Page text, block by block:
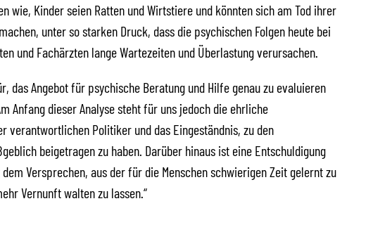
wie, Kinder seien Ratten und Wirtstiere und könnten sich am Tod ihrer
unter so starken Druck, dass die psychischen Folgen heute bei
und Fachärzten lange Wartezeiten und Überlastung verursachen.
das Angebot für psychische Beratung und Hilfe genau zu evaluieren
Anfang dieser Analyse steht für uns jedoch die ehrliche
verantwortlichen Politiker und das Eingeständnis, zu den
beigetragen zu haben. Darüber hinaus ist eine Entschuldigung
Versprechen, aus der für die Menschen schwierigen Zeit gelernt zu
Vernunft walten zu lassen.“